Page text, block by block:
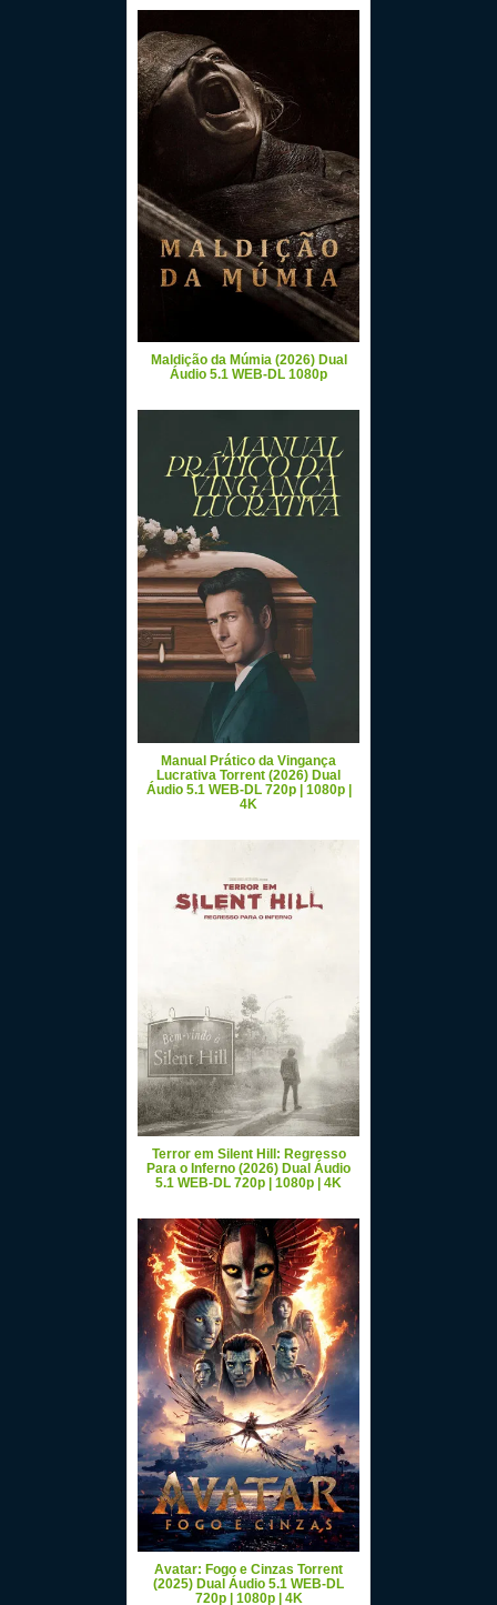
Maldição da Múmia (2026) Dual
Áudio 5.1 WEB-DL 1080p
Manual Prático da Vingança
Lucrativa Torrent (2026) Dual
Áudio 5.1 WEB-DL 720p | 1080p |
4K
Terror em Silent Hill: Regresso
Para o Inferno (2026) Dual Áudio
5.1 WEB-DL 720p | 1080p | 4K
Avatar: Fogo e Cinzas Torrent
(2025) Dual Áudio 5.1 WEB-DL
720p | 1080p | 4K